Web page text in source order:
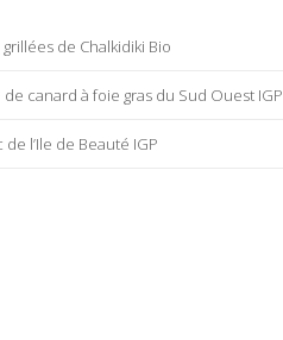
de Chalkidiki Bio
canard à foie gras du Sud Ouest IGP
l’Ile de Beauté IGP